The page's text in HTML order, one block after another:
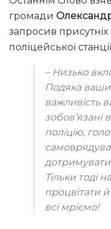
громади
запросив присутніх
поліцейської
– Низько
Подяка
важливість
зобов’язані
поліцію,
Тільки тоді
процвітати
всі мріємо!